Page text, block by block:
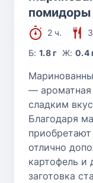
помидоры
2 ч.
Б:1.8 г Ж: 0.4
— ароматная
сладким
Благодаря
отлично
картофель и
заготовка